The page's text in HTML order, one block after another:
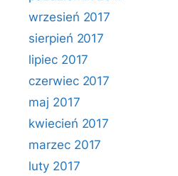
wrzesień 2017
sierpień 2017
lipiec 2017
czerwiec 2017
maj 2017
kwiecień 2017
marzec 2017
luty 2017